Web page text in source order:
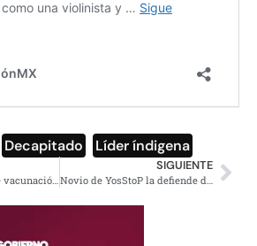
Decapitado Líder índigena
Cambian proceso de vacunación en CDMX, ya no esperarás sentado
SIGUIENTE
Novio de YosStoP la defiende de las acusaciones por pornografía infantil